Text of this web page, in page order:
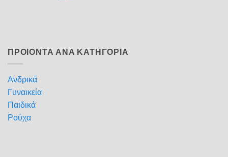
ΠΡΟΙΟΝΤΑ ΑΝΑ ΚΑΤΗΓΟΡΙΑ
Ανδρικά
Γυναικεία
Παιδικά
Ρούχα